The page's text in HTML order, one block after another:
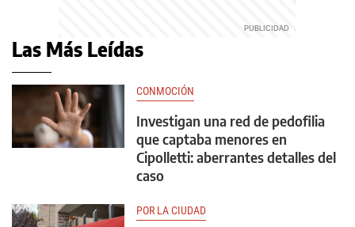
Las Más Leídas
CONMOCIÓN
Investigan una red de pedofilia
que captaba menores en
Cipolletti: aberrantes detalles del
caso
POR LA CIUDAD